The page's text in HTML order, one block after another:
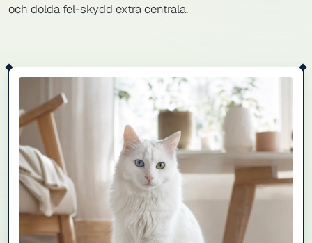
och dolda fel-skydd extra centrala.